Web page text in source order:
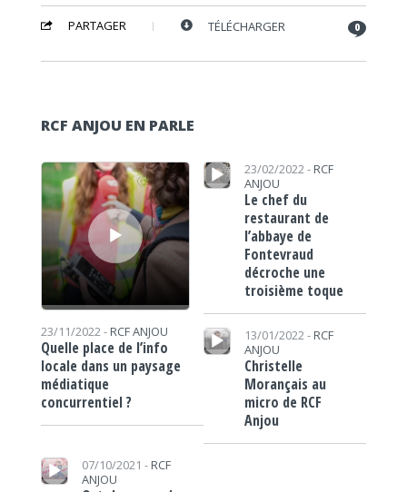
PARTAGER TÉLÉCHARGER 0
RCF ANJOU EN PARLE
Lecteur audio
23/11/2022 - RCF ANJOU
Quelle place de l’info
locale dans un paysage
médiatique
concurrentiel ?
Lecteur audio 23/02/2022 - RCF
ANJOU
Le chef du
restaurant de
l’abbaye de
Fontevraud
décroche une
troisième toque
Lecteur audio
13/01/2022 - RCF
ANJOU
Christelle
Morançais au
micro de RCF
Anjou
Lecteur audio
07/10/2021 - RCF
ANJOU